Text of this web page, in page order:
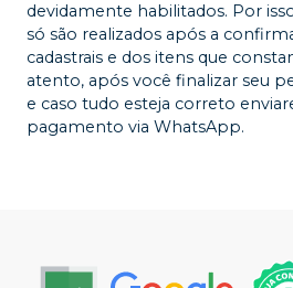
devidamente habilitados. Por
só são realizados após a
cadastrais e dos itens que
atento, após você finalizar seu
e caso tudo esteja correto
pagamento via WhatsApp.